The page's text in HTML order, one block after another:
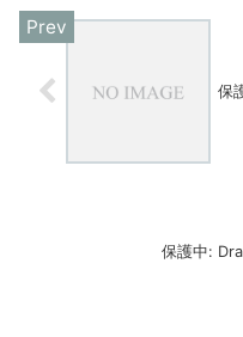
保
保護中: